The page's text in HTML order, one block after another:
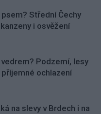
Střední Čechy
i osvěžení
Podzemí, lesy
ochlazení
na slevy v Brdech i na